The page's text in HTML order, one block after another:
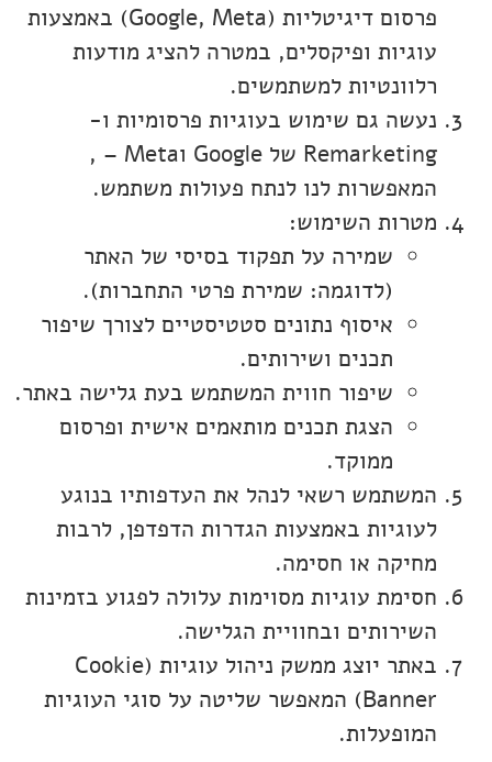
פרסום דיגיטליות (Google, Meta) באמצעות
עוגיות ופיקסלים, במטרה להציג מודעות
רלוונטיות למשתמשים.
נעשה גם שימוש בעוגיות פרסומיות ו-
Remarketing של Google וMeta – ,
המאפשרות לנו לנתח פעולות משתמש.
מטרות השימוש:
שמירה על תפקוד בסיסי של האתר
(לדוגמה: שמירת פרטי התחברות).
איסוף נתונים סטטיסטיים לצורך שיפור
תכנים ושירותים.
שיפור חווית המשתמש בעת גלישה באתר.
הצגת תכנים מותאמים אישית ופרסום
ממוקד.
המשתמש רשאי לנהל את העדפותיו בנוגע
לעוגיות באמצעות הגדרות הדפדפן, לרבות
מחיקה או חסימה.
חסימת עוגיות מסוימות עלולה לפגוע בזמינות
השירותים ובחוויית הגלישה.
באתר יוצג ממשק ניהול עוגיות (Cookie
Banner) המאפשר שליטה על סוגי העוגיות
המופעלות.